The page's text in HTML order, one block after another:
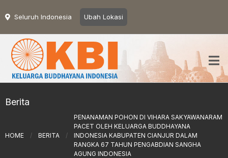
Seluruh Indonesia Ubah Lokasi
Berita
HOME / BERITA /
PENANAMAN POHON DI VIHARA SAKYAWANARAM
PACET OLEH KELUARGA BUDDHAYANA
INDONESIA KABUPATEN CIANJUR DALAM
RANGKA 67 TAHUN PENGABDIAN SANGHA
AGUNG INDONESIA